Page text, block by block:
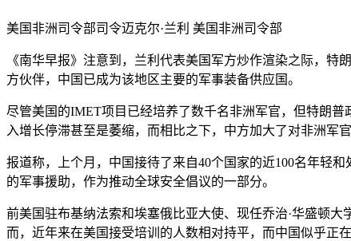
美国非洲司令部司令迈克尔·兰利 美国非洲司令部
《南华早报》注意到，兰利代表美国军方炒作渲染之际，
方伙伴，中国已成为该地区主要的军事装备供应国。
尽管美国的IMET项目已经培养了数千名非洲军官，但特朗
入增长停滞甚至是萎缩，而相比之下，中方加大了对非洲军官
报道称，上个月，中国接待了来自40个国家的近100名年轻
的军事援助，作为推动全球安全倡议的一部分。
前美国驻布基纳法索和埃塞俄比亚大使、现任乔治·华盛顿
而，近年来在美国接受培训的人数相对持平，而中国似乎正